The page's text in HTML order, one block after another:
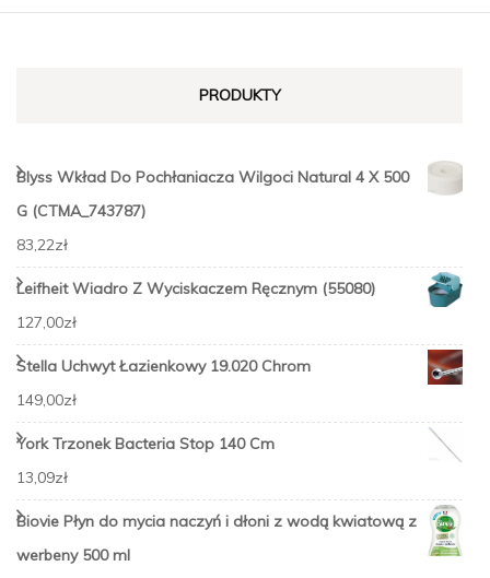
PRODUKTY
Blyss Wkład Do Pochłaniacza Wilgoci Natural 4 X 500
G (CTMA_743787)
83,22zł
Leifheit Wiadro Z Wyciskaczem Ręcznym (55080)
127,00zł
Stella Uchwyt Łazienkowy 19.020 Chrom
149,00zł
York Trzonek Bacteria Stop 140 Cm
13,09zł
Biovie Płyn do mycia naczyń i dłoni z wodą kwiatową z
werbeny 500 ml